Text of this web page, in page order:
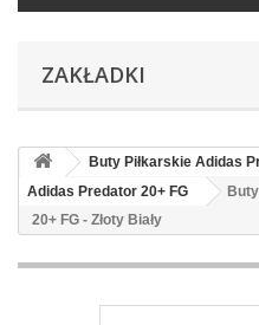
ZAKŁADKI
Buty Piłkarskie Adidas
Adidas Predator 20+ FG
20+ FG - Złoty Biały